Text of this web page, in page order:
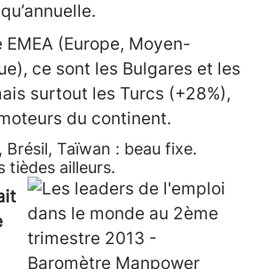
EMEA (Europe, Moyen-
ce sont les Bulgares et les
surtout les Turcs (+28%),
du continent.
Brésil, Taïwan : beau fixe.
tièdes ailleurs.